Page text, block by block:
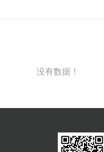
没有数据！